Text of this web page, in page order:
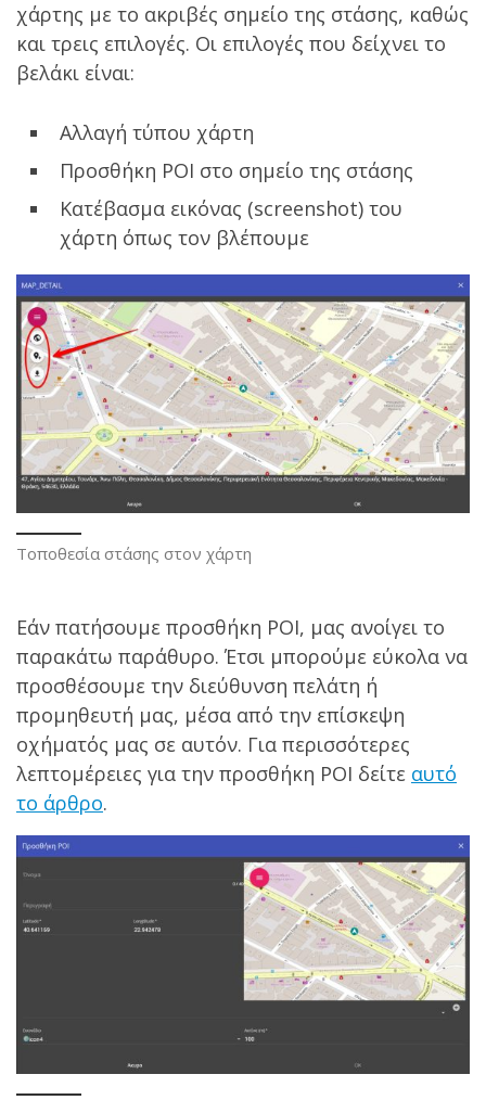
χάρτης με το ακριβές σημείο της στάσης, καθώς
και τρεις επιλογές. Οι επιλογές που δείχνει το
βελάκι είναι:
Αλλαγή τύπου χάρτη
Προσθήκη POI στο σημείο της στάσης
Κατέβασμα εικόνας (screenshot) του
χάρτη όπως τον βλέπουμε
Τοποθεσία στάσης στον χάρτη
Εάν πατήσουμε προσθήκη POI, μας ανοίγει το
παρακάτω παράθυρο. Έτσι μπορούμε εύκολα να
προσθέσουμε την διεύθυνση πελάτη ή
προμηθευτή μας, μέσα από την επίσκεψη
οχήματός μας σε αυτόν. Για περισσότερες
λεπτομέρειες για την προσθήκη POI δείτε αυτό
το άρθρο.